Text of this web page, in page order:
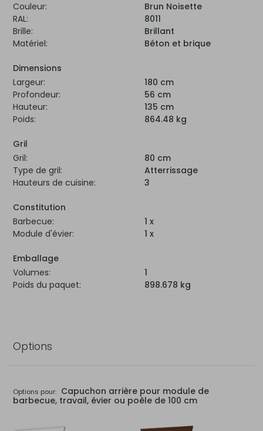
Couleur:
Brun Noisette
RAL:
8011
Brille:
Brillant
Matériel:
Béton et brique
Dimensions
Largeur:
180 cm
Profondeur:
56 cm
Hauteur:
135 cm
Poids:
864.48 kg
Gril
Gril:
80 cm
Type de gril:
Atterrissage
Hauteurs de cuisine:
3
Constitution
Barbecue:
1 x
Module d'évier:
1 x
Emballage
Volumes:
1
Poids du paquet:
898.678 kg
Options
Options pour: Capuchon arrière pour module de
barbecue, travail, évier ou poêle de 100 cm